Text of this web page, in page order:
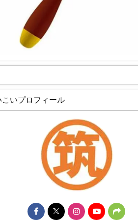
こいプロフィール